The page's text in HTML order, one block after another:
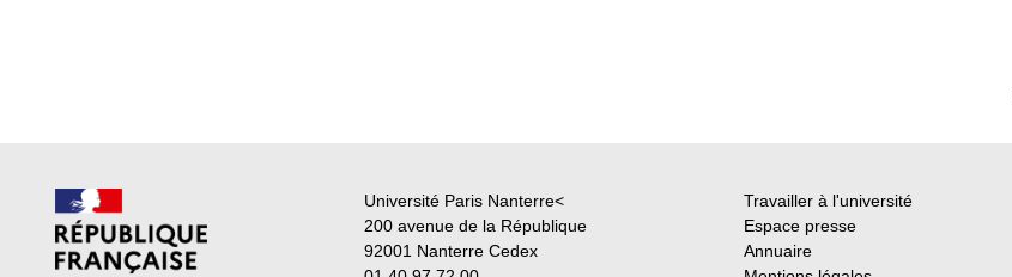
Université Paris Nanterre<
200 avenue de la République
92001 Nanterre Cedex
Travailler à l'université
Espace presse
Annuaire